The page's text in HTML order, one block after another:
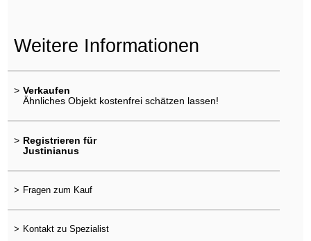
Weitere Informationen
> Verkaufen
Ähnliches Objekt kostenfrei schätzen lassen!
> Registrieren für
Justinianus
> Fragen zum Kauf
> Kontakt zu Spezialist